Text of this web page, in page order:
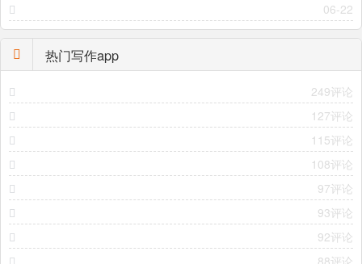
06-22
热门写作app
249评论
127评论
115评论
108评论
97评论
93评论
92评论
88评论